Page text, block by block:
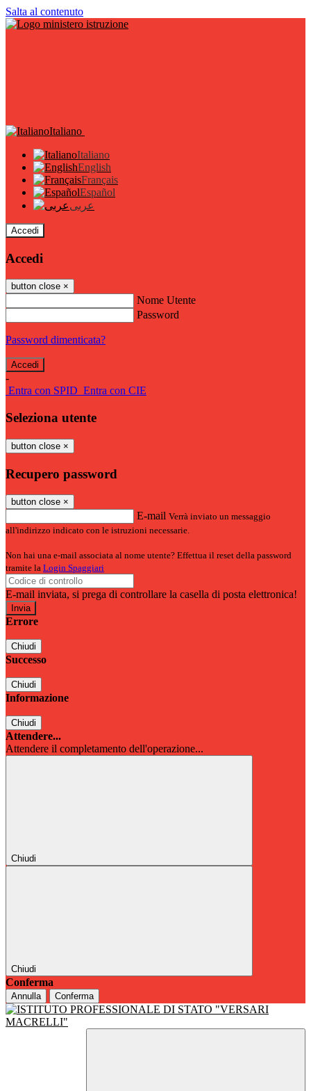
Salta al contenuto
Italiano
Italiano
English
Français
Español
عربى
Accedi
Accedi
button close ×
Nome Utente
Password
Password dimenticata?
-
Entra con SPID Entra con CIE
Seleziona utente
button close ×
Recupero password
button close ×
E-mail Verrà inviato un messaggio
all'indirizzo indicato con le istruzioni necessarie.
Non hai una e-mail associata al nome utente? Effettua il reset della password
tramite la Login Spaggiari
E-mail inviata, si prega di controllare la casella di posta elettronica!
Errore
Chiudi
Successo
Chiudi
Informazione
Chiudi
Attendere...
Attendere il completamento dell'operazione...
Chiudi
Chiudi
Conferma
Annulla Conferma